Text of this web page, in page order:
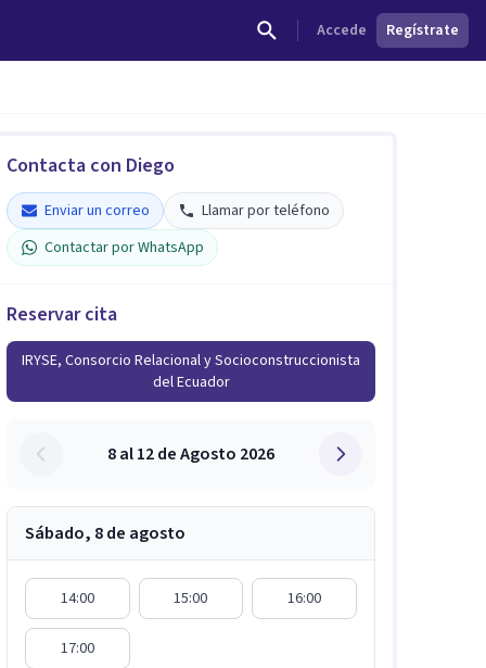
Accede Regístrate
Contacta con Diego
Enviar un correo
Llamar por teléfono
Contactar por WhatsApp
Reservar cita
IRYSE, Consorcio Relacional y Socioconstruccionista
del Ecuador
8 al 12 de Agosto 2026
Sábado, 8 de agosto
14:00 15:00 16:00
17:00